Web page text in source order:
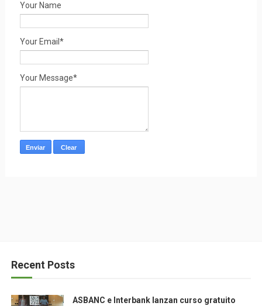
Your Name
Your Email*
Your Message*
Recent Posts
ASBANC e Interbank lanzan curso gratuito